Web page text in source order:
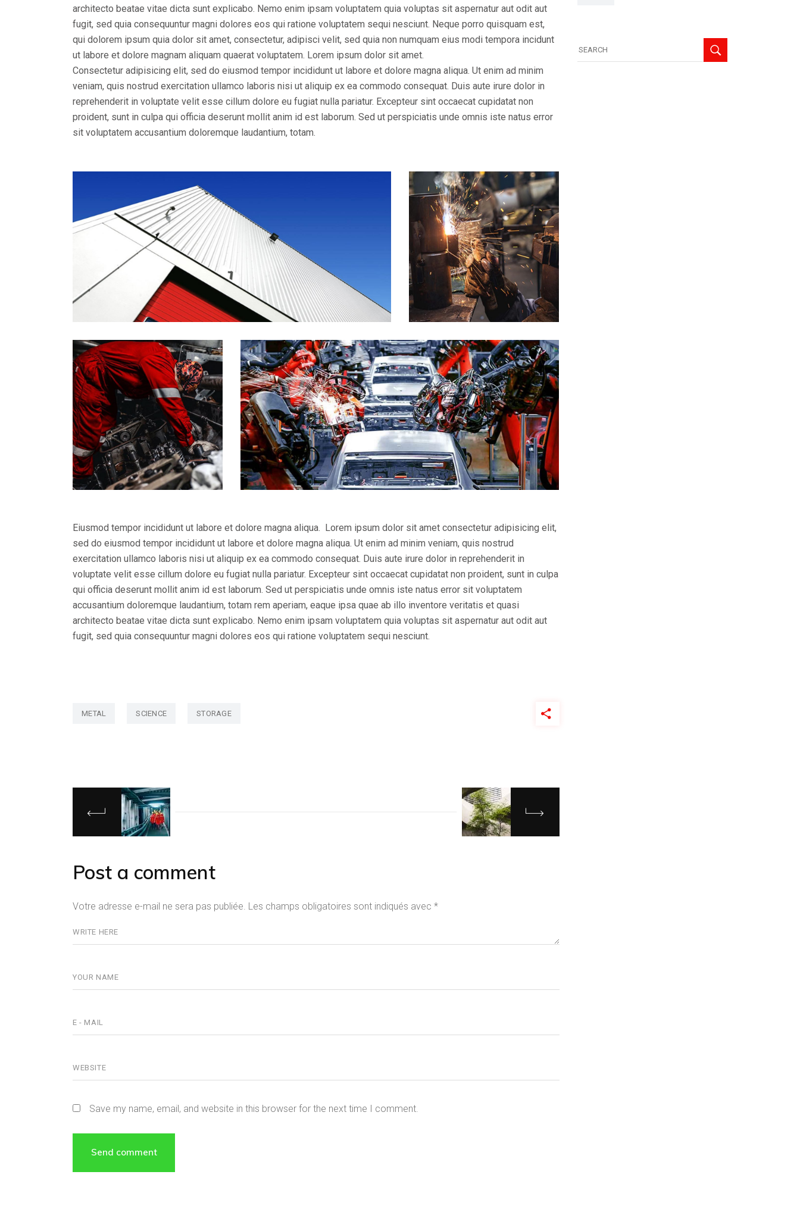
architecto beatae vitae dicta sunt explicabo. Nemo enim ipsam voluptatem quia voluptas sit aspernatur aut odit aut
fugit, sed quia consequuntur magni dolores eos qui ratione voluptatem sequi nesciunt. Neque porro quisquam est,
qui dolorem ipsum quia dolor sit amet, consectetur, adipisci velit, sed quia non numquam eius modi tempora incidunt
ut labore et dolore magnam aliquam quaerat voluptatem. Lorem ipsum dolor sit amet.
Consectetur adipisicing elit, sed do eiusmod tempor incididunt ut labore et dolore magna aliqua. Ut enim ad minim
veniam, quis nostrud exercitation ullamco laboris nisi ut aliquip ex ea commodo consequat. Duis aute irure dolor in
reprehenderit in voluptate velit esse cillum dolore eu fugiat nulla pariatur. Excepteur sint occaecat cupidatat non
proident, sunt in culpa qui officia deserunt mollit anim id est laborum. Sed ut perspiciatis unde omnis iste natus error
sit voluptatem accusantium doloremque laudantium, totam.
Eiusmod tempor incididunt ut labore et dolore magna aliqua. Lorem ipsum dolor sit amet consectetur adipisicing elit,
sed do eiusmod tempor incididunt ut labore et dolore magna aliqua. Ut enim ad minim veniam, quis nostrud
exercitation ullamco laboris nisi ut aliquip ex ea commodo consequat. Duis aute irure dolor in reprehenderit in
voluptate velit esse cillum dolore eu fugiat nulla pariatur. Excepteur sint occaecat cupidatat non proident, sunt in culpa
qui officia deserunt mollit anim id est laborum. Sed ut perspiciatis unde omnis iste natus error sit voluptatem
accusantium doloremque laudantium, totam rem aperiam, eaque ipsa quae ab illo inventore veritatis et quasi
architecto beatae vitae dicta sunt explicabo. Nemo enim ipsam voluptatem quia voluptas sit aspernatur aut odit aut
fugit, sed quia consequuntur magni dolores eos qui ratione voluptatem sequi nesciunt.
METAL SCIENCE STORAGE
Post a comment
Votre adresse e-mail ne sera pas publiée. Les champs obligatoires sont indiqués avec *
Save my name, email, and website in this browser for the next time I comment.